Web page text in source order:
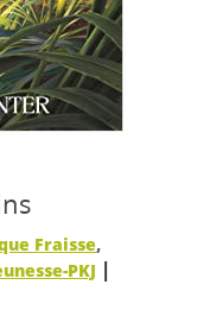
Fraisse,
PKJ |